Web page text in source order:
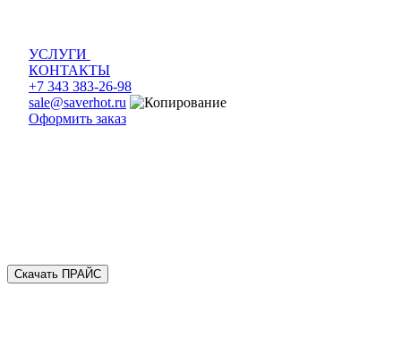
УСЛУГИ
КОНТАКТЫ
+7 343 383-26-98
sale@saverhot.ru
Оформить заказ
Скачать ПРАЙС